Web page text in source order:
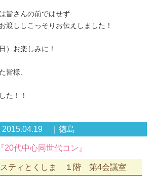
皆さんの前ではせず
渡ししこっそりお伝えしました！
）お楽しみに！
皆様、
た！！
2015.04.19 ｜徳島
20代中心同世代コン』
スティとくしま １階 第4会議室